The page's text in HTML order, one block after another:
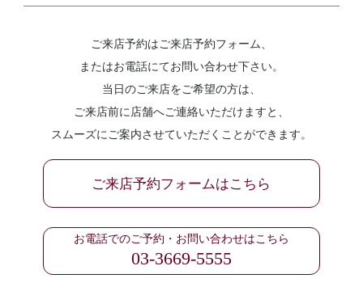
ご来店予約はご来店予約フォーム、
またはお電話にてお問い合わせ下さい。
当日のご来店をご希望の方は、
ご来店前に店舗へご連絡いただけますと、
スムーズにご案内させていただくことができます。
ご来店予約フォームはこちら
お電話でのご予約・お問い合わせはこちら
03-3669-5555